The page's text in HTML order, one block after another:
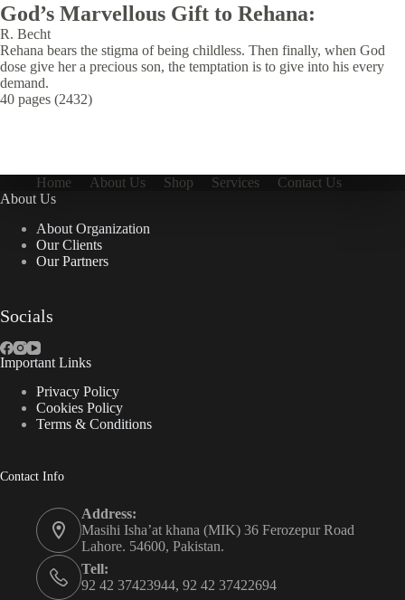
God’s Marvellous Gift to Rehana:
R. Becht
Rehana bears the stigma of being childless. Then finally, when God
dose give her a precious son, the temptation is to give into his every
demand.
40 pages (2432)
Home About Us Shop Services
Contact Us
About Us
About Organization
Our Clients
Our Partners
Socials
Important Links
Privacy Policy
Cookies Policy
Terms & Conditions
Contact Info
Address:
Masihi Isha’at khana (MIK) 36 Ferozepur Road
Lahore. 54600, Pakistan.
Tell:
92 42 37423944, 92 42 37422694